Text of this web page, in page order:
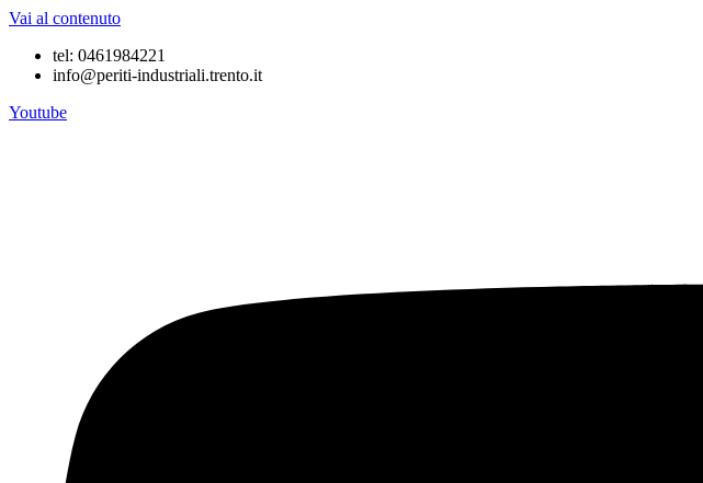
Vai al contenuto
tel: 0461984221
info@periti-industriali.trento.it
Youtube